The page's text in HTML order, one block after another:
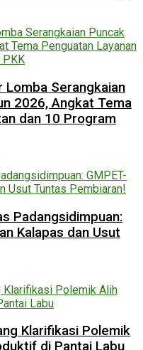
Lomba Serangkaian
2026, Angkat Tema
dan 10 Program
Padangsidimpuan:
Kalapas dan Usut
Klarifikasi Polemik
di Pantai Labu